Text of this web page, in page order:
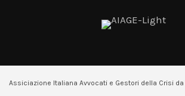
Assiciazione Italiana Avvocati e Gestori della Crisi